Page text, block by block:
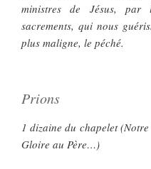
ministres de Jésus, par
sacrements, qui nous
plus maligne, le péché.
Prions
1 dizaine du chapelet
Gloire au Père…)